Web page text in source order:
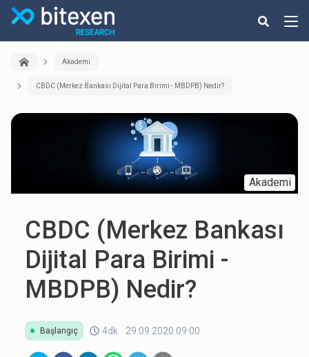
Akademi
CBDC (Merkez Bankası Dijital Para Birimi - MBDPB) Nedir?
Akademi
CBDC (Merkez Bankası
Dijital Para Birimi -
MBDPB) Nedir?
Başlangıç 4dk 29.09.2020 09:00